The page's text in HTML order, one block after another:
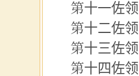
第十一佐
第十二佐
第十三佐
第十四佐